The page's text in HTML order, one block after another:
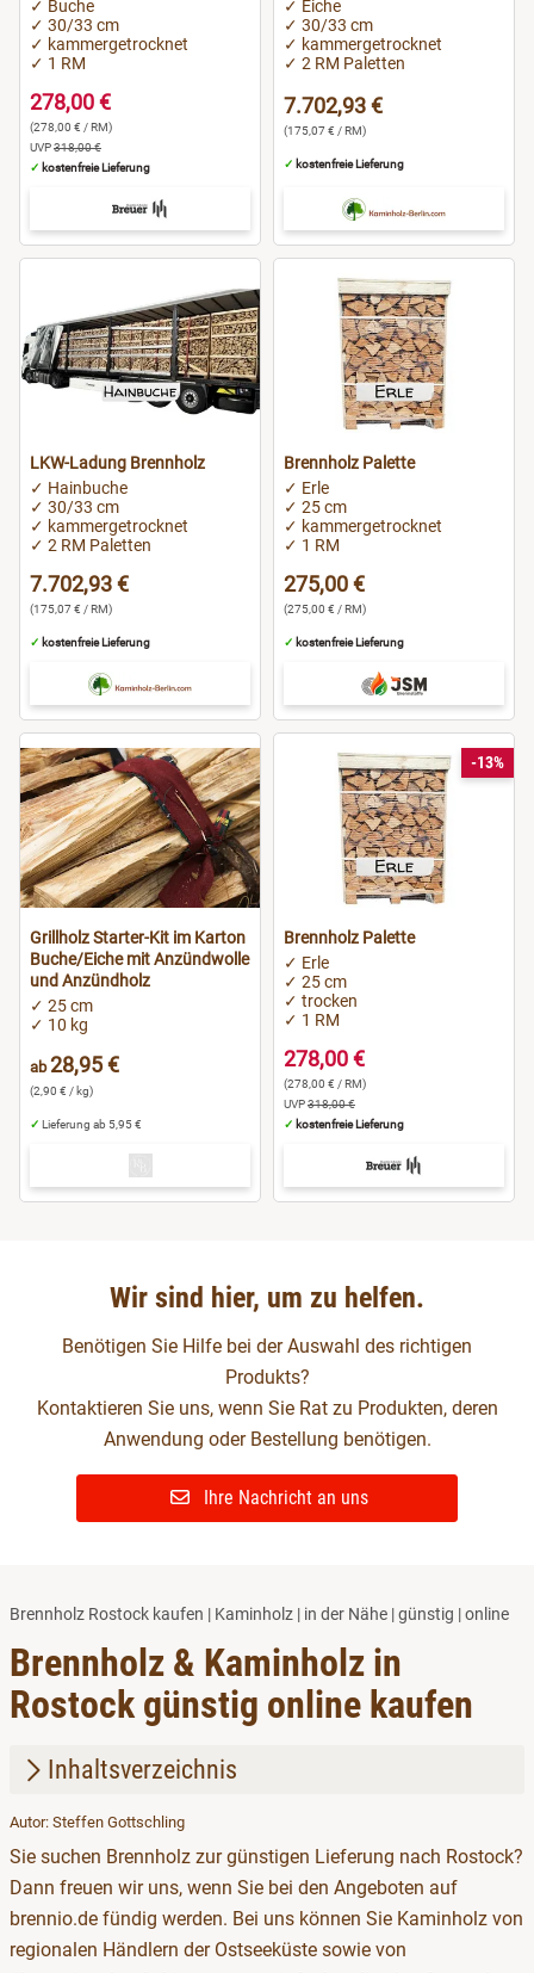
✓ Buche
✓ 30/33 cm
✓ kammergetrocknet
✓ 1 RM
278,00 €
(278,00 € / RM)
UVP318,00 €
✓ kostenfreie Lieferung
✓ Eiche
✓ 30/33 cm
✓ kammergetrocknet
✓ 2 RM Paletten
7.702,93 €
(175,07 € / RM)
✓ kostenfreie Lieferung
LKW-Ladung Brennholz
✓ Hainbuche
✓ 30/33 cm
✓ kammergetrocknet
✓ 2 RM Paletten
7.702,93 €
(175,07 € / RM)
✓ kostenfreie Lieferung
Brennholz Palette
✓ Erle
✓ 25 cm
✓ kammergetrocknet
✓ 1 RM
275,00 €
(275,00 € / RM)
✓ kostenfreie Lieferung
Grillholz Starter-Kit im Karton
Buche/Eiche mit Anzündwolle
und Anzündholz
✓ 25 cm
✓ 10 kg
ab28,95 €
(2,90 € / kg)
✓ Lieferung ab 5,95 €
-13%
Brennholz Palette
✓ Erle
✓ 25 cm
✓ trocken
✓ 1 RM
278,00 €
(278,00 € / RM)
UVP318,00 €
✓ kostenfreie Lieferung
Wir sind hier, um zu helfen.
Benötigen Sie Hilfe bei der Auswahl des richtigen
Produkts?
Kontaktieren Sie uns, wenn Sie Rat zu Produkten, deren
Anwendung oder Bestellung benötigen.
Ihre Nachricht an uns
Brennholz Rostock kaufen | Kaminholz | in der Nähe | günstig | online
Brennholz & Kaminholz in
Rostock günstig online kaufen
Inhaltsverzeichnis
1. Brennholz in Rostock kaufen
2. Kaminholz & Räucherholz im Angebot
Autor: Steffen Gottschling
Sie suchen Brennholz zur günstigen Lieferung nach Rostock?
Dann freuen wir uns, wenn Sie bei den Angeboten auf
brennio.de fündig werden. Bei uns können Sie Kaminholz von
regionalen Händlern der Ostseeküste sowie von